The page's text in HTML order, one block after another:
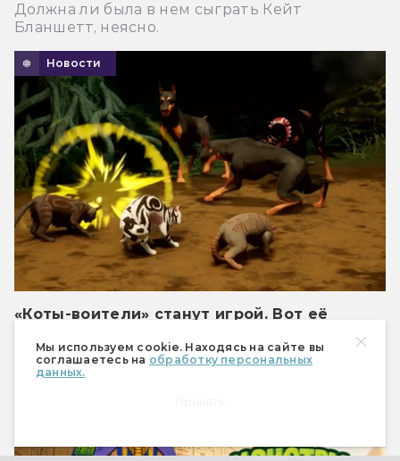
Мы используем cookie. Находясь на сайте вы
соглашаетесь на обработку персональных
данных.
Должна ли была в нем сыграть Кейт
Бланшетт, неясно.
Новости
«Коты-воители» станут игрой. Вот её
И когда там мультсериал?